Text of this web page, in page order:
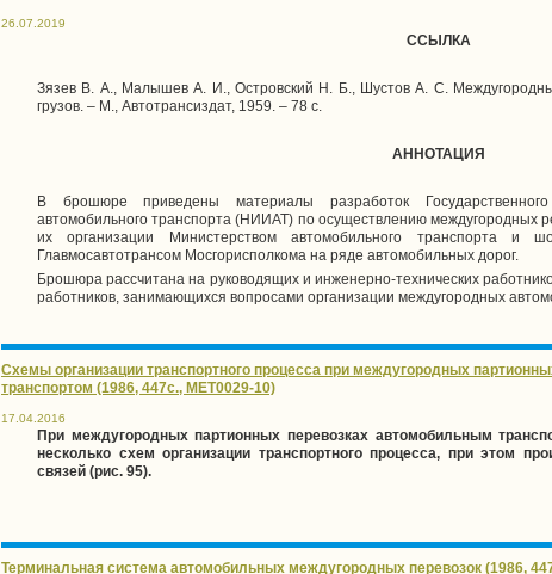
26.07.2019
ССЫЛКА
Зязев В. А., Малышев А. И., Островский Н. Б., Шустов А. С.
грузов. – М., Автотрансиздат, 1959. – 78 с.
АННОТАЦИЯ
В брошюре приведены материалы разработок Государственного
автомобильного транспорта (НИИAT) по осуществлению междугородных
их организации Министерством автомобильного транспорта и
Главмосавтотрансом Мосгорисполкома на ряде автомобильных дорог.
Брошюра рассчитана на руководящих и инженерно-технических
работников, занимающихся вопросами организации междугородных
Схемы организации транспортного процесса при междугородных
транспортом (1986, 447с., MET0029-10)
17.04.2016
При междугородных партионных перевозках автомобильным
несколько схем организации транспортного процесса, при этом
связей (рис. 95).
Терминальная система автомобильных междугородных перевозок (1986,